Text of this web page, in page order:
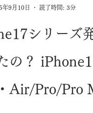
シリーズ
の？
Air/Pro/Pro
年9月10日
読了時間: 3分